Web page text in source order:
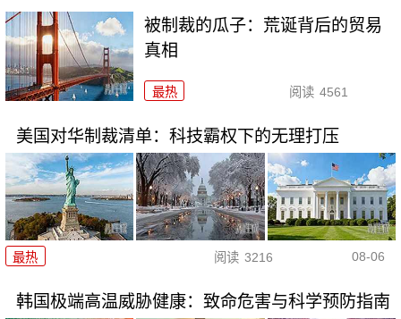
被制裁的瓜子：荒诞背后的贸易
真相
最热 阅读 4561
美国对华制裁清单：科技霸权下的无理打压
最热 阅读 3216 08-06
韩国极端高温威胁健康：致命危害与科学预防指南